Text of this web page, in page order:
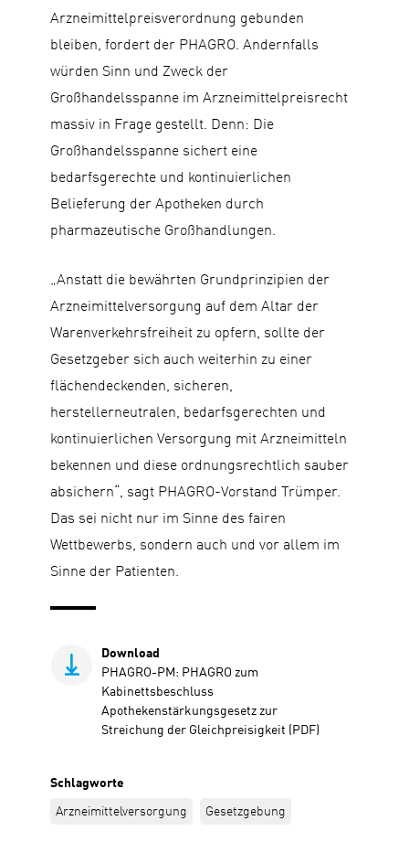
Arzneimittelpreisverordnung gebunden
bleiben, fordert der PHAGRO. Andernfalls
würden Sinn und Zweck der
Großhandelsspanne im Arzneimittelpreisrecht
massiv in Frage gestellt. Denn: Die
Großhandelsspanne sichert eine
bedarfsgerechte und kontinuierlichen
Belieferung der Apotheken durch
pharmazeutische Großhandlungen.
„Anstatt die bewährten Grundprinzipien der
Arzneimittelversorgung auf dem Altar der
Warenverkehrsfreiheit zu opfern, sollte der
Gesetzgeber sich auch weiterhin zu einer
flächendeckenden, sicheren,
herstellerneutralen, bedarfsgerechten und
kontinuierlichen Versorgung mit Arzneimitteln
bekennen und diese ordnungsrechtlich sauber
absichern“, sagt PHAGRO-Vorstand Trümper.
Das sei nicht nur im Sinne des fairen
Wettbewerbs, sondern auch und vor allem im
Sinne der Patienten.
Download
PHAGRO-PM: PHAGRO zum
Kabinettsbeschluss
Apothekenstärkungsgesetz zur
Streichung der Gleichpreisigkeit (PDF)
Schlagworte
Arzneimittelversorgung Gesetzgebung